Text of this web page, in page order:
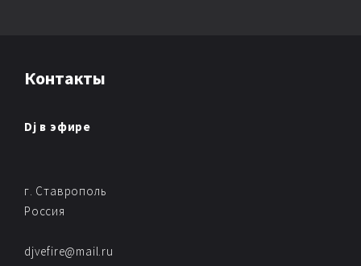
Контакты
Dj в эфире
г. Ставрополь
Россия
djvefire@mail.ru